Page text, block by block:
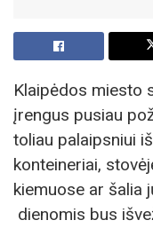
Klaipėdos miesto
įrengus pusiau
toliau palaipsniui
konteineriai,
kiemuose ar šalia
dienomis bus